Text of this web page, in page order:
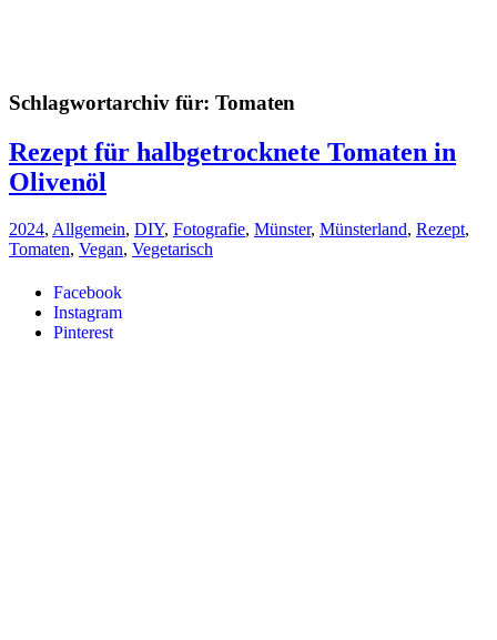
Facebook
Instagram
Pinterest
Schlagwortarchiv für: Tomaten
Rezept für halbgetrocknete Tomaten in
Olivenöl
2024, Allgemein, DIY, Fotografie, Münster, Münsterland, Rezept,
Tomaten, Vegan, Vegetarisch